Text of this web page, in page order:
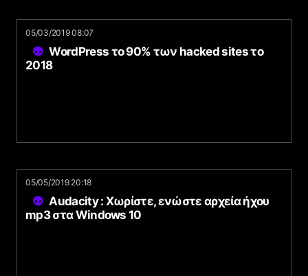
05/03/2019 08:07
WordPress το 90% των hacked sites το
2018
05/05/2019 20:18
Audacity : Χωρίστε, ενώστε αρχεία ήχου
mp3 στα Windows 10